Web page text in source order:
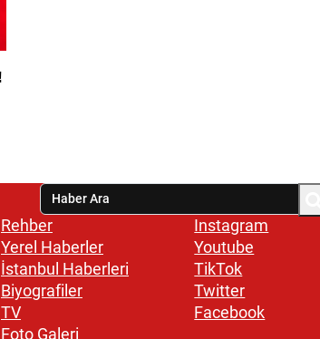
Rehber
Yerel Haberler
İstanbul Haberleri
Biyografiler
TV
Foto Galeri
Instagram
Youtube
TikTok
Twitter
Facebook